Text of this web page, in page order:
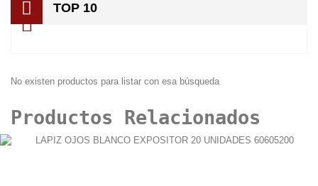
TOP 10
No existen productos para listar con esa búsqueda
Productos Relacionados